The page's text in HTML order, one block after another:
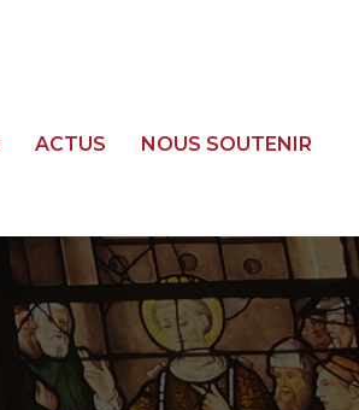
ACTUS NOUS SOUTENIR